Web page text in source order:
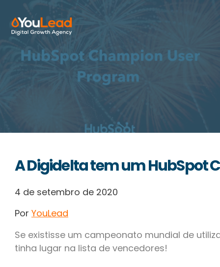
Sobre Nós
Contactos
A Digidelta tem um HubSpot
4 de setembro de 2020
Por YouLead
Se existisse um campeonato mundial de
tinha lugar na lista de vencedores!